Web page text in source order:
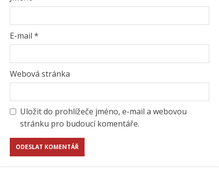
E-mail *
Webová stránka
Uložit do prohlížeče jméno, e-mail a webovou
stránku pro budoucí komentáře.